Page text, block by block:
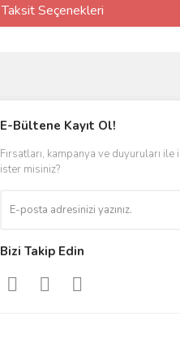
Taksit Seçenekleri
E-Bültene Kayıt Ol!
Fırsatları, kampanya ve duyuruları
ister misiniz?
Bizi Takip Edin